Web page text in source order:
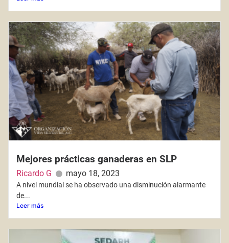
Mejores prácticas ganaderas en SLP
Ricardo G mayo 18, 2023
A nivel mundial se ha observado una disminución alarmante
de...
Leer más